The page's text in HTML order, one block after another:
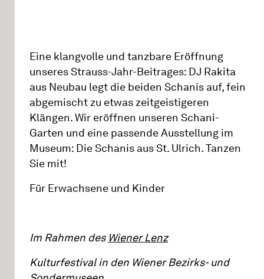
Eine klangvolle und tanzbare Eröffnung
unseres Strauss-Jahr-Beitrages: DJ Rakita
aus Neubau legt die beiden Schanis auf, fein
abgemischt zu etwas zeitgeistigeren
Klängen. Wir eröffnen unseren Schani-
Garten und eine passende Ausstellung im
Museum: Die Schanis aus St. Ulrich. Tanzen
Sie mit!
Für Erwachsene und Kinder
Im Rahmen des Wiener Lenz
Kulturfestival in den Wiener Bezirks- und